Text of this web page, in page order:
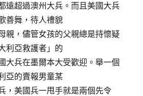
遠超過澳州大兵。而且美國大兵
善舞，待人禮貌
親，儘管女孩的父親總是持懷疑
利亞救護者」的
大兵在墨爾本大受歡迎。舉一個
亞的賣報男童某
，美國兵一甩手就是兩個先令